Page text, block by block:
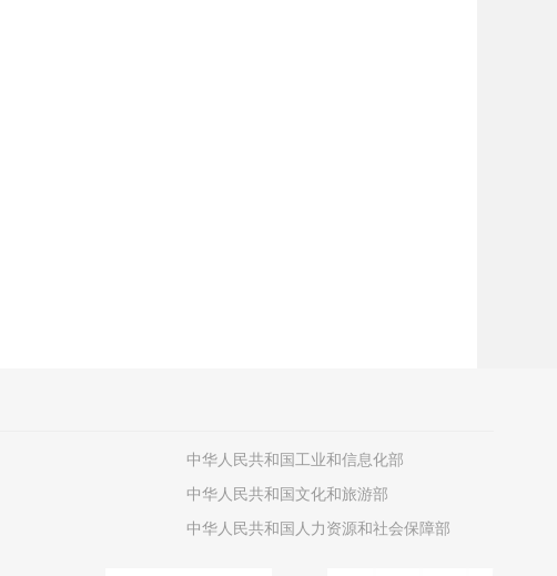
中华人民共和国工业和信息化部
中华人民共和国文化和旅游部
中华人民共和国人力资源和社会保障部